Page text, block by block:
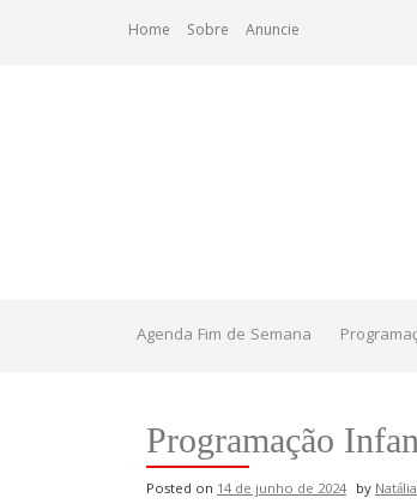
Home Sobre Anuncie
Agenda Fim de Semana
Programação
Posted on 14 de junho de 2024 byNatália